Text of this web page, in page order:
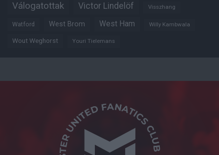
Válogatottak Victor Lindelöf Visszhang
Watford West Brom West Ham Willy Kambwala
Wout Weghorst Youri Tielemans